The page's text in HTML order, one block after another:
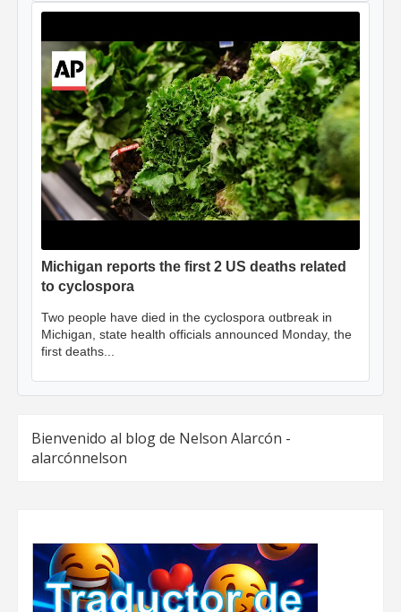
Michigan reports the first 2 US deaths related
to cyclospora
Two people have died in the cyclospora outbreak in
Michigan, state health officials announced Monday, the
first deaths...
Bienvenido al blog de Nelson Alarcón -
alarcónnelson